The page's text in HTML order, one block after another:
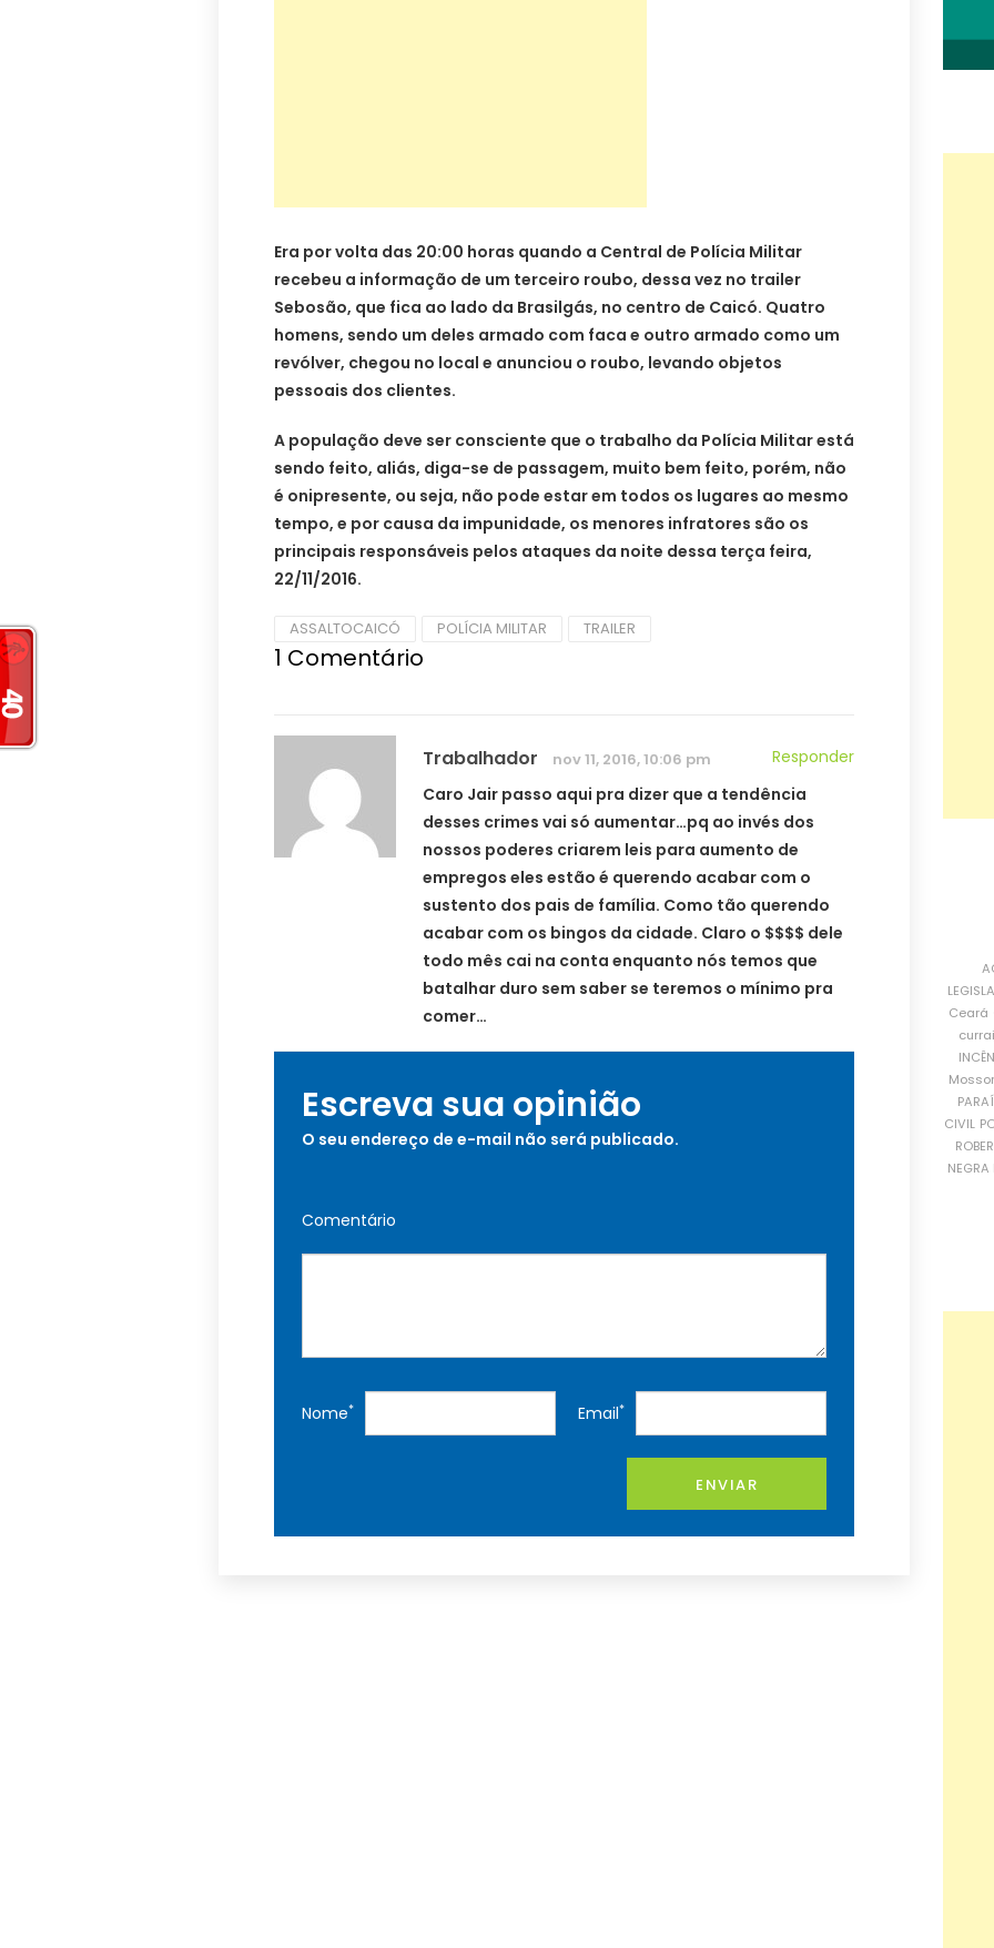
Era por volta das 20:00 horas quando a Central de Polícia Militar
recebeu a informação de um terceiro roubo, dessa vez no trailer
Sebosão, que fica ao lado da Brasilgás, no centro de Caicó. Quatro
homens, sendo um deles armado com faca e outro armado como um
revólver, chegou no local e anunciou o roubo, levando objetos
pessoais dos clientes.
A população deve ser consciente que o trabalho da Polícia Militar está
sendo feito, aliás, diga-se de passagem, muito bem feito, porém, não
é onipresente, ou seja, não pode estar em todos os lugares ao mesmo
tempo, e por causa da impunidade, os menores infratores são os
principais responsáveis pelos ataques da noite dessa terça feira,
22/11/2016.
ASSALTOCAICÓ POLÍCIA MILITAR TRAILER
1 Comentário
Trabalhador nov 11, 2016, 10:06 pm
Responder
Caro Jair passo aqui pra dizer que a tendência
desses crimes vai só aumentar…pq ao invés dos
nossos poderes criarem leis para aumento de
empregos eles estão é querendo acabar com o
sustento dos pais de família. Como tão querendo
acabar com os bingos da cidade. Claro o $$$$ dele
todo mês cai na conta enquanto nós temos que
batalhar duro sem saber se teremos o mínimo pra
comer…
Escreva sua opinião
O seu endereço de e-mail não será publicado.
Comentário
Nome* Email*
ENVIAR
Ceará
CIVIL
NEGRA